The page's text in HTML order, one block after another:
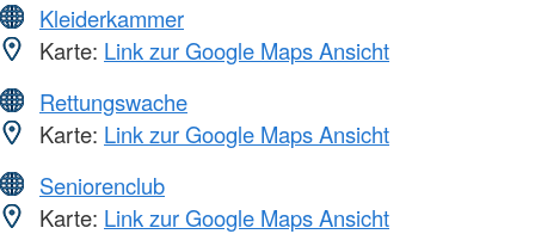
Kleiderkammer
Karte: Link zur Google Maps Ansicht
Rettungswache
Karte: Link zur Google Maps Ansicht
Seniorenclub
Karte: Link zur Google Maps Ansicht